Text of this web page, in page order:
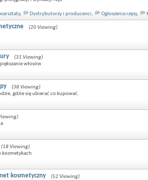
, Dystrybutorzy i producenci, Ogłoszenia rzęsy,
(20 Viewing)
(31 Viewing)
włosów
(38 Viewing)
gdzie się ubierać co kupować.
(18 Viewing)
kosmetykach
kosmetyczny
(52 Viewing)